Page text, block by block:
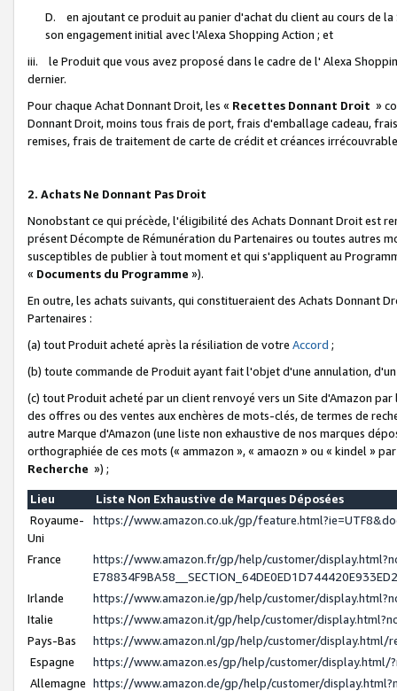
D. en ajoutant ce produit au panier d'achat du client au cours de
son engagement initial avec l'Alexa Shopping Action ; et
iii. le Produit que vous avez proposé dans le cadre de l' Alexa
dernier.
Pour chaque Achat Donnant Droit, les « Recettes Donnant Droit »
Donnant Droit, moins tous frais de port, frais d'emballage cadeau,
remises, frais de traitement de carte de crédit et créances
2. Achats Ne Donnant Pas Droit
Nonobstant ce qui précède, l'éligibilité des Achats Donnant Droit est
présent Décompte de Rémunération du Partenaires ou toutes autres
susceptibles de publier à tout moment et qui s'appliquent au
« Documents du Programme »).
En outre, les achats suivants, qui constitueraient des Achats Donnant
Partenaires :
(a) tout Produit acheté après la résiliation de votre Accord ;
(b) toute commande de Produit ayant fait l'objet d'une annulation,
(c) tout Produit acheté par un client renvoyé vers un Site d'Amazon
des offres ou des ventes aux enchères de mots-clés, de termes de
autre Marque d'Amazon (une liste non exhaustive de nos marques
orthographiée de ces mots (« ammazon », « amaozn » ou « kindel »
Recherche ») ;
Lieu
Liste Non Exhaustive de Marques Déposées
Royaume-
Uni
https://www.amazon.co.uk/gp/
France
https://www.amazon.fr/gp/help/customer/
Irlande
https://www.amazon.ie/gp/help/customer/
Italie
https://www.amazon.it/gp/help/customer/
Pays-Bas
https://www.amazon.nl/gp/help/customer/display.html/
Espagne
https://www.amazon.es/gp/help/customer/display.html/
Allemagne https://www.amazon.de/gp/help/customer/